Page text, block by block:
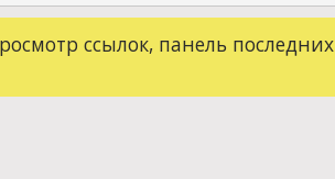
ссылок, панель последних